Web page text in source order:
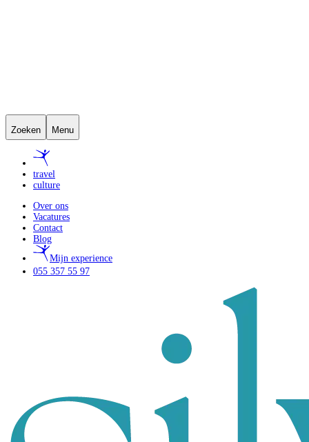
Zoeken Menu
travel
culture
Over ons
Vacatures
Contact
Blog
Mijn experience
055 357 55 97